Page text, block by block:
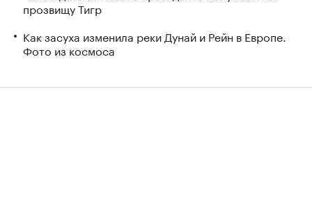
прозвищу Тигр
Как засуха изменила реки Дунай и Рейн в Европе.
Фото из космоса